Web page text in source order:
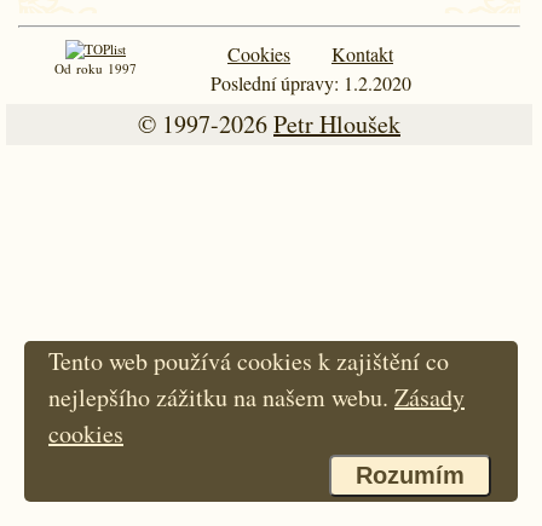
Od roku 1997
Cookies
Kontakt
Poslední úpravy: 1.2.2020
© 1997-2026Petr Hloušek
Tento web používá cookies k zajištění co
nejlepšího zážitku na našem webu. Zásady
cookies
Rozumím